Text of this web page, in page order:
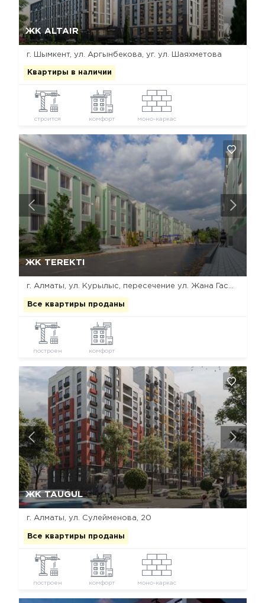
ЖК ALTAIR
г. Шымкент, ул. Аргынбекова, уг. ул. Шаяхметова
Квартиры в наличии
строится комфорт моно-каркас
Отмена
ЖК TEREKTI
г. Алматы, ул. Курылыс, пересечение ул. Жана Гасыр и ул. Устирт
Все квартиры проданы
построен комфорт
Да, удалить Отмена
ЖК TAUGUL
г. Алматы, ул. Сулейменова, 20
Все квартиры проданы
построен комфорт моно-каркас
Да, удалить Отмена